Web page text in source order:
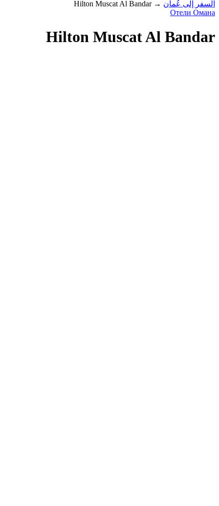
السفر إلى عُمان →
Hilton Muscat Al Bandar
Отели Омана
Hilton Muscat Al Bandar